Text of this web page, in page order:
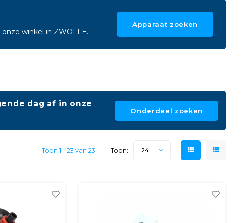
winkel in ZWOLLE.
Apparaat zoeken
dag af in onze
Onderdeel zoeken
Toon 1 - 23 van 23 Toon: 24